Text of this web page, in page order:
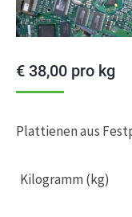
€ 38,00 pro kg
Plattienen aus
Kilogramm (kg)